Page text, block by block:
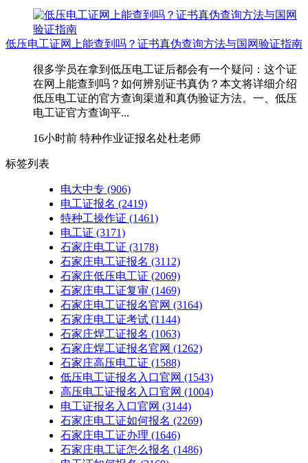
低压电工证网上能查到吗？证书真伪查询方法与国网验证指南
很多学员在拿到低压电工证后都会有一个疑问：这个证
在网上能查到吗？如何辨别证书真伪？本文将详细介绍
低压电工证的官方查询渠道和真伪验证方法。一、低压
电工证官方查询平...
16小时前 特种作业证报名处杜老师
标签列表
电大中专 (906)
电工证报名 (2419)
特种工操作证 (1461)
电工证 (3171)
石家庄电工证 (3178)
石家庄电工证报名 (3112)
石家庄低压电工证 (2069)
石家庄电工证复审 (1469)
石家庄电工证报名官网 (3164)
石家庄电工证考试 (1144)
石家庄焊工证报名 (1063)
石家庄焊工证报名官网 (1262)
石家庄高压电工证 (1588)
低压电工证报名入口官网 (1543)
高压电工证报名入口官网 (1004)
电工证报名入口官网 (3144)
石家庄电工证如何报名 (2269)
石家庄电工证办理 (1646)
石家庄电工证怎么报名 (1486)